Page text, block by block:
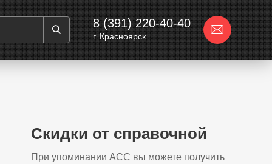
8 (391) 220-40-40
г. Красноярск
Скидки от справочной
При упоминании АСС вы можете получить